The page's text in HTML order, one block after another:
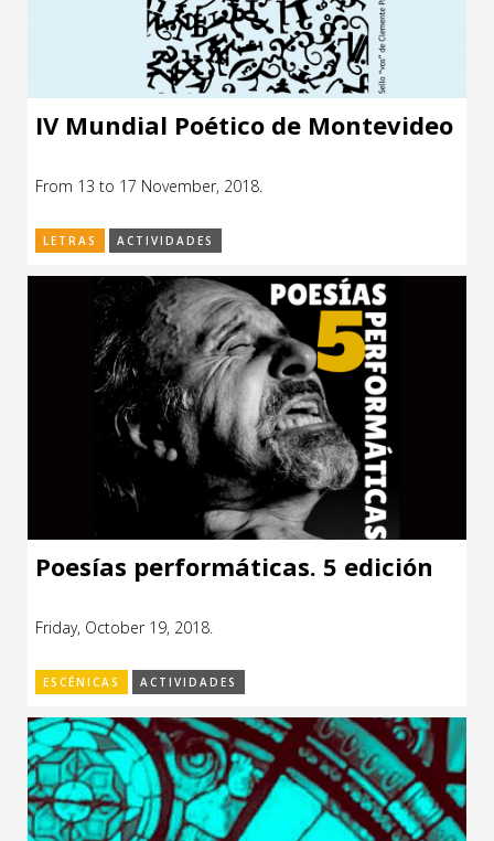
IV Mundial Poético de Montevideo
From 13 to 17 November, 2018.
LETRAS ACTIVIDADES
Poesías performáticas. 5 edición
Friday, October 19, 2018.
ESCÉNICAS ACTIVIDADES